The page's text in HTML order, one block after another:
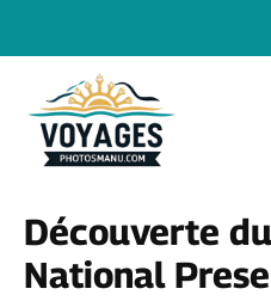
contenu
Découverte
National